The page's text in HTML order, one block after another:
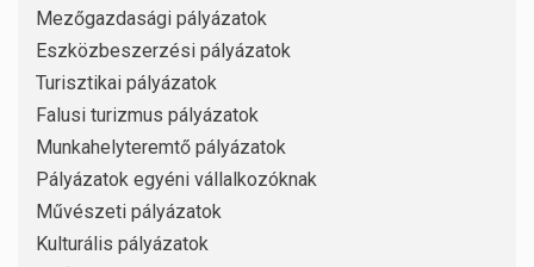
Mezőgazdasági pályázatok
Eszközbeszerzési pályázatok
Turisztikai pályázatok
Falusi turizmus pályázatok
Munkahelyteremtő pályázatok
Pályázatok egyéni vállalkozóknak
Művészeti pályázatok
Kulturális pályázatok